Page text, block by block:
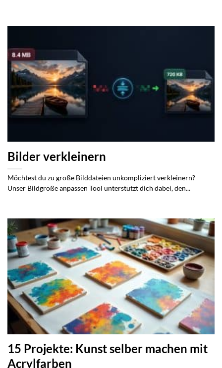
Bilder verkleinern
Möchtest du zu große Bilddateien unkompliziert verkleinern?
Unser Bildgröße anpassen Tool unterstützt dich dabei, den...
15 Projekte: Kunst selber machen mit
Acrylfarben